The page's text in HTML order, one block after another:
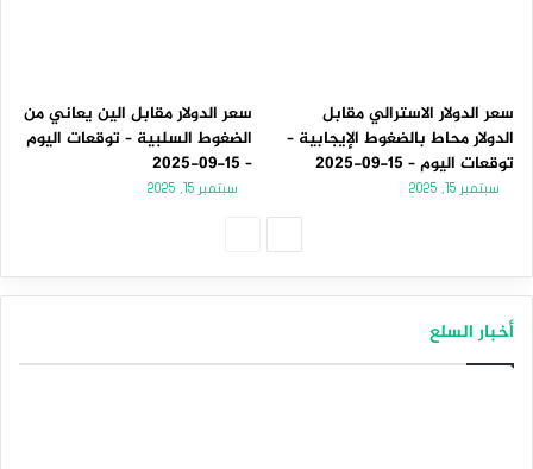
سعر الدولار الاسترالي مقابل
الدولار محاط بالضغوط الإيجابية –
توقعات اليوم – 15-09-2025
سبتمبر 15, 2025
سعر الدولار مقابل الين يعاني من
الضغوط السلبية – توقعات اليوم
– 15-09-2025
سبتمبر 15, 2025
أخبار السلع